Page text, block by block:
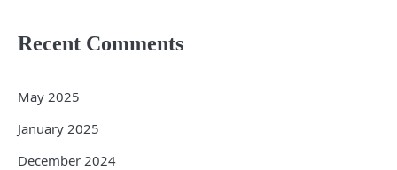
Recent Comments
May 2025
January 2025
December 2024